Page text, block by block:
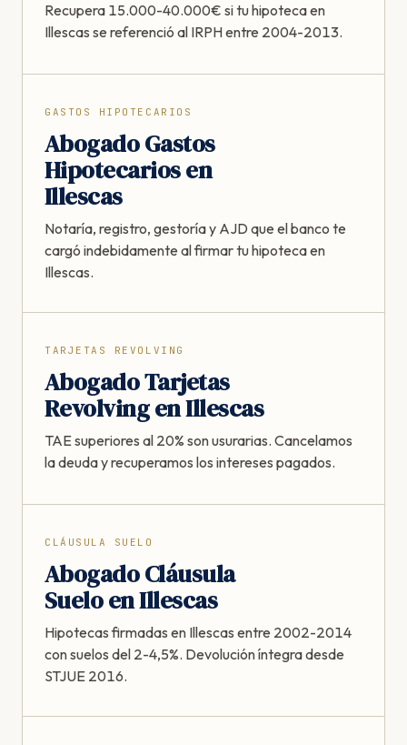
Recupera 15.000-40.000€ si tu hipoteca en
Illescas se referenció al IRPH entre 2004-2013.
GASTOS HIPOTECARIOS
Abogado Gastos
Hipotecarios en
Illescas
Notaría, registro, gestoría y AJD que el banco te
cargó indebidamente al firmar tu hipoteca en
Illescas.
TARJETAS REVOLVING
Abogado Tarjetas
Revolving en Illescas
TAE superiores al 20% son usurarias. Cancelamos
la deuda y recuperamos los intereses pagados.
CLÁUSULA SUELO
Abogado Cláusula
Suelo en Illescas
Hipotecas firmadas en Illescas entre 2002-2014
con suelos del 2-4,5%. Devolución íntegra desde
STJUE 2016.